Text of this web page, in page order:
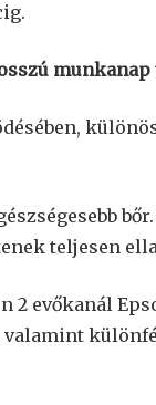
munkanap
teljesen
2 evőkanál